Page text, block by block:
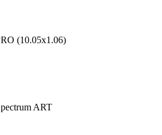
(10.05х1.06)
ART